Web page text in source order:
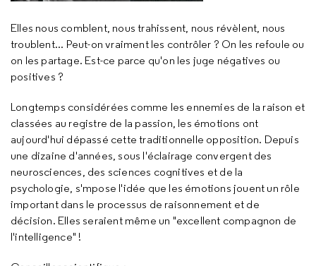
Elles nous comblent, nous trahissent, nous révèlent, nous
troublent... Peut-on vraiment les contrôler ? On les refoule ou
on les partage. Est-ce parce qu'on les juge négatives ou
positives ?
Longtemps considérées comme les ennemies de la raison et
classées au registre de la passion, les émotions ont
aujourd'hui dépassé cette traditionnelle opposition. Depuis
une dizaine d'années, sous l'éclairage convergent des
neurosciences, des sciences cognitives et de la
psychologie, s'mpose l'idée que les émotions jouent un rôle
important dans le processus de raisonnement et de
décision. Elles seraient même un "excellent compagnon de
l'intelligence" !